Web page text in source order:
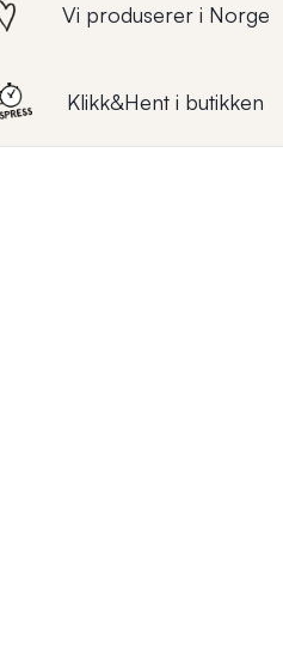
Vi produserer i Norge
Klikk&Hent i butikken